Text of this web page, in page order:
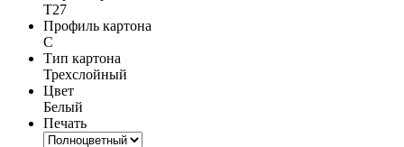
Т27
Профиль картона
C
Тип картона
Трехслойный
Цвет
Белый
Печать